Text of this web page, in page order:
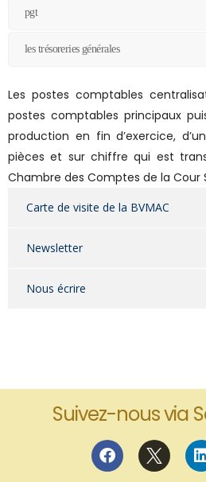
pgt
les trésoreries générales
Les postes comptables
postes comptables principaux
production en fin d’exercice,
pièces et sur chiffre qui est
Chambre des Comptes de la Cour
Carte de visite de la BVMAC
Newsletter
Nous écrire
Suivez-nous via